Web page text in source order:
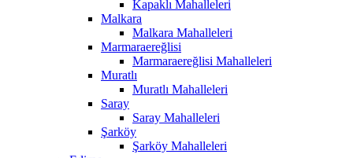
Kapaklı Mahalleleri
Malkara
Malkara Mahalleleri
Marmaraereğlisi
Marmaraereğlisi Mahalleleri
Muratlı
Muratlı Mahalleleri
Saray
Saray Mahalleleri
Şarköy
Şarköy Mahalleleri